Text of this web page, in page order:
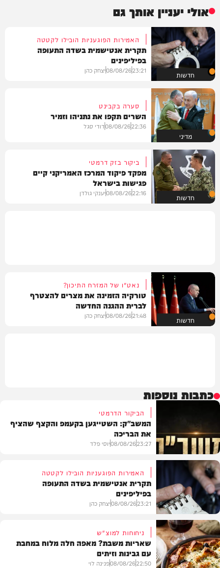
אולי יעניין אותך גם
חדשות
האמירות הפוגעניות הובילו לקטטה
תקרית אנטישמית בשדה התעופה
בפיליפינים
23:21
08/08/26יצחק כהן
מדיני
סערה בקבינט
השרים תקפו את נתניהו וזמיר
22:36
08/08/26דודי סגל
חדשות
ביקור בזק דרמטי
מפקד פיקוד המרכז האמריקני קיים
פגישות בישראל
22:16
08/08/26יענקי גולדן
חדשות
נאט"ו של המזרח התיכון?
טורקיה הזמינה את מצרים להצטרף
לברית ההגנה החדשה
21:48
08/08/26יצחק כהן
כתבות נוספות
המשב"ק
הביקור הדרמטי
המשב"ק: השטייגען בקעמפ והקצף שהציף
את הבריכה
23:27
08/08/26יוסי פלד
חדשות
האמירות הפוגעניות הובילו לקטטה
תקרית אנטישמית בשדה התעופה
בפיליפינים
23:21
08/08/26יצחק כהן
ניחוחות למוצ"ש
שאריות משבת? מאפה חלה מלוח במחבת
עם גבינות וזיתים
22:50
08/08/26פנינה לוי